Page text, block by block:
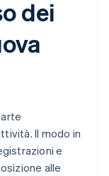
dei
Il modo in
e
alle